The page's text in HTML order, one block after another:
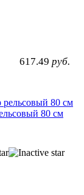
617.49 руб.
80 см